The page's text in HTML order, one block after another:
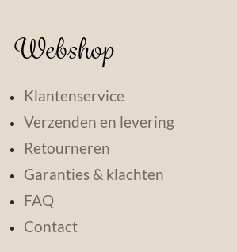
Webshop
Klantenservice
Verzenden en levering
Retourneren
Garanties & klachten
FAQ
Contact